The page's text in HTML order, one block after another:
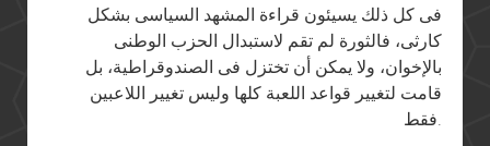
فى كل ذلك يسيئون قراءة المشهد السياسى بشكل
كارثى، فالثورة لم تقم لاستبدال الحزب الوطنى
بالإخوان، ولا يمكن أن تختزل فى الصندوقراطية، بل
قامت لتغيير قواعد اللعبة كلها وليس تغيير اللاعبين
فقط.